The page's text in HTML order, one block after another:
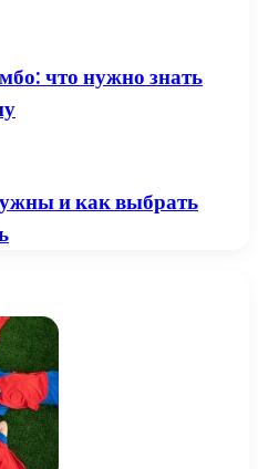
что нужно знать
и как выбрать